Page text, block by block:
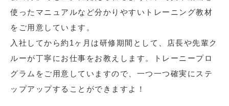
使ったマニュアルなど分かりやすいトレーニング教材
をご用意しています。
入社してから約1ヶ月は研修期間として、店長や先輩ク
ルーが丁寧にお仕事をお教えします。トレーニープロ
グラムをご用意していますので、一つ一つ確実にステ
ップアップすることができますよ！